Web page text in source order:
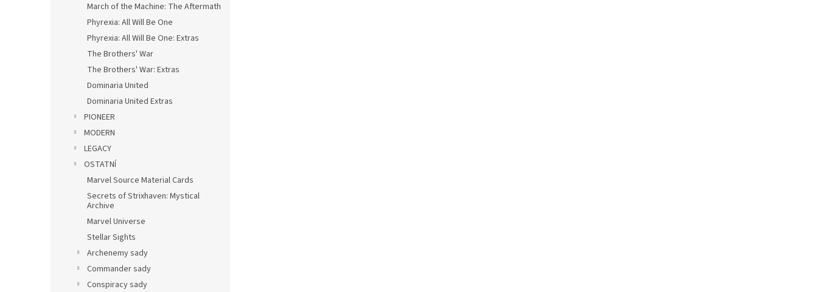
March of the Machine: The Aftermath
Phyrexia: All Will Be One
Phyrexia: All Will Be One: Extras
The Brothers' War
The Brothers' War: Extras
Dominaria United
Dominaria United Extras
PIONEER
MODERN
LEGACY
OSTATNÍ
Marvel Source Material Cards
Secrets of Strixhaven: Mystical
Archive
Marvel Universe
Stellar Sights
Archenemy sady
Commander sady
Conspiracy sady